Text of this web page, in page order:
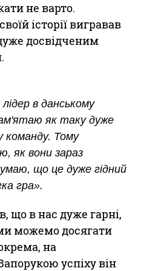
не варто.
історії вигравав
досвідченим
в данському
як таку дуже
команду. Тому
як вони зараз
що це дуже гідний
гра».
що в нас дуже гарні,
можемо досягати
на
успіху він